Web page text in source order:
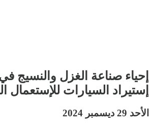
إحياء صناعة الغزل والنسيج
إستيراد السيارات
الأحد 29 ديسمبر 2024